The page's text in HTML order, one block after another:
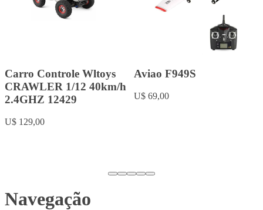
Carro Controle Wltoys
CRAWLER 1/12 40km/h
2.4GHZ 12429
U$ 129,00
Aviao F949S
U$ 69,00
Navegação